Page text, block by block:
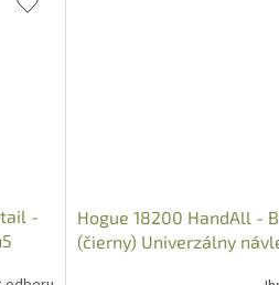
-
Hogue 18200 HandAll -
(čierny) Univerzálny